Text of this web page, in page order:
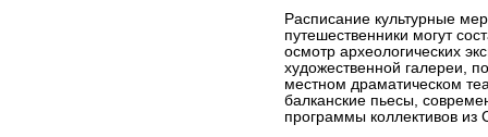
Расписание культурные
путешественники могут
осмотр археологических
художественной галереи,
местном драматическом
балканские пьесы,
программы коллективов